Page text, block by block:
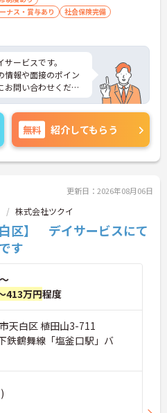
ナス・賞与あり
社会保険完備
ービスです。
情報や面接のポイン
お問い合わせくださ
無料 紹介してもらう
更新日：2026年08月06日
株式会社ツクイ
白区】 デイサービスにて
す
～
413万円程度
天白区 植田山3-711
鉄鶴舞線「塩釜口駅」バ